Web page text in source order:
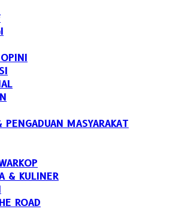
PENGADUAN MASYARAKAT
& KULINER
ROAD